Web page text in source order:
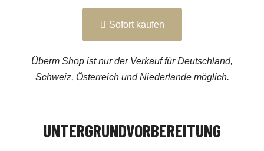
Sofort kaufen
Überm Shop ist nur der Verkauf für Deutschland,
Schweiz, Österreich und Niederlande möglich.
UNTERGRUNDVORBEREITUNG